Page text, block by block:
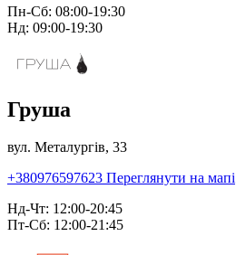
Пн-Сб: 08:00-19:30
Нд: 09:00-19:30
Груша
вул. Металургів, 33
+380976597623 Переглянути на мапі
Нд-Чт: 12:00-20:45
Пт-Сб: 12:00-21:45